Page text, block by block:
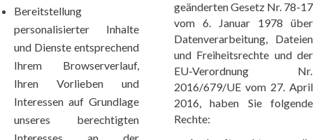
Bereitstellung
personalisierter Inhalte
und Dienste entsprechend
Ihrem Browserverlauf,
Ihren Vorlieben und
Interessen auf Grundlage
unseres berechtigten
geänderten Gesetz Nr. 78-17
vom 6. Januar 1978 über
Datenverarbeitung, Dateien
und Freiheitsrechte und der
EU-Verordnung Nr.
2016/679/UE vom 27. April
2016, haben Sie folgende
Rechte: